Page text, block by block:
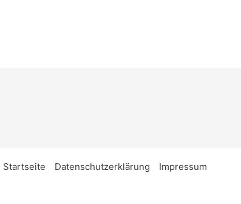
Startseite Datenschutzerklärung Impressum